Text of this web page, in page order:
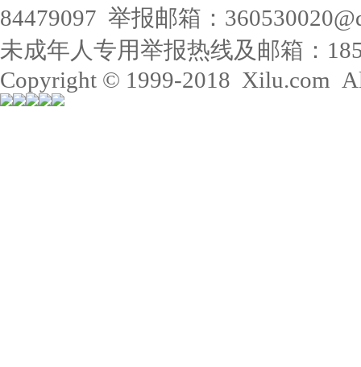
84479097 举报邮箱：
未成年人专用举报热线及邮箱：
Copyright © 1999-2018 Xilu.com